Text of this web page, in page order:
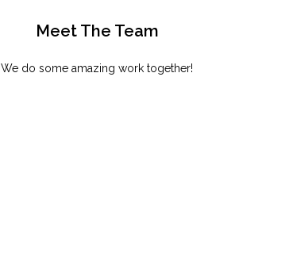
Meet The Team
We do some amazing work together!